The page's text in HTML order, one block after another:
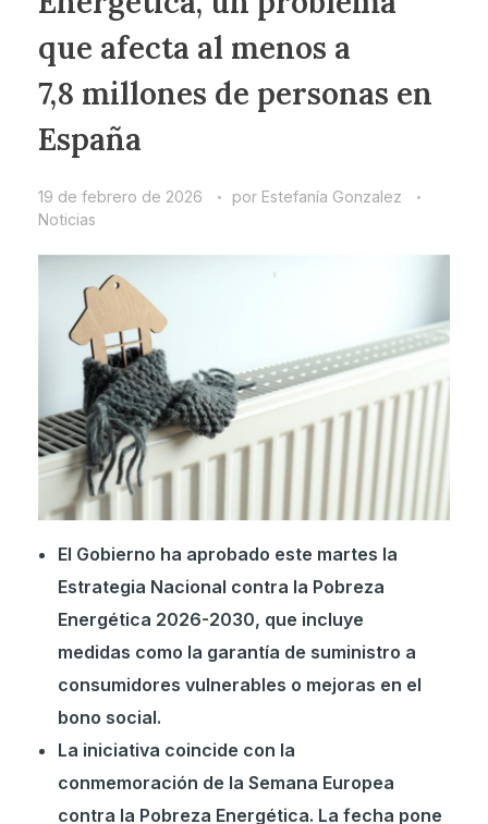
que afecta al menos a
7,8 millones de personas en
España
19 de febrero de 2026 por Estefanía Gonzalez
Noticias
El Gobierno ha aprobado este martes la
Estrategia Nacional contra la Pobreza
Energética 2026-2030, que incluye
medidas como la garantía de suministro a
consumidores vulnerables o mejoras en el
bono social.
La iniciativa coincide con la
conmemoración de la Semana Europea
contra la Pobreza Energética. La fecha pone